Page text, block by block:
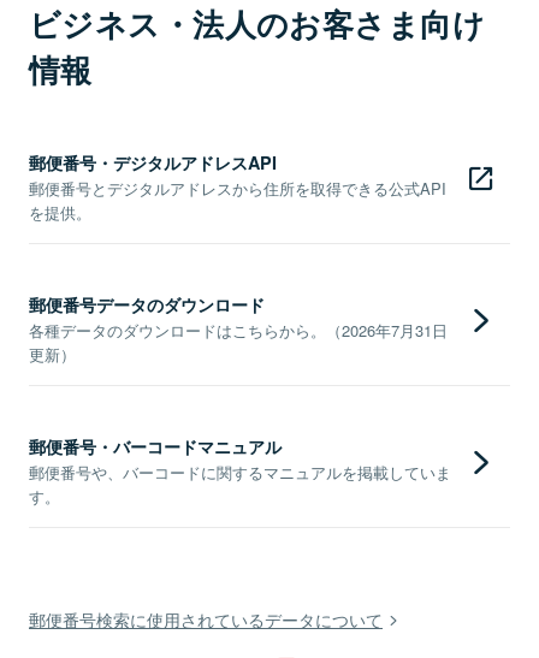
ビジネス・法人のお客さま向け
情報
郵便番号・デジタルアドレスAPI
郵便番号とデジタルアドレスから住所を取得できる公式API
を提供。
郵便番号データのダウンロード
各種データのダウンロードはこちらから。（2026年7月31日
更新）
郵便番号・バーコードマニュアル
郵便番号や、バーコードに関するマニュアルを掲載していま
す。
郵便番号検索に使用されているデータについて